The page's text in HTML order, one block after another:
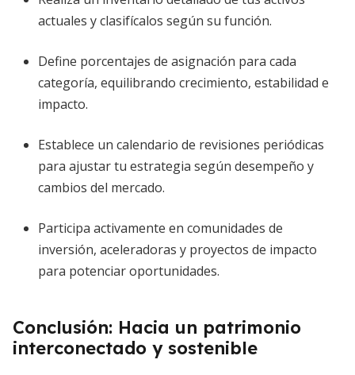
actuales y clasifícalos según su función.
Define porcentajes de asignación para cada
categoría, equilibrando crecimiento, estabilidad e
impacto.
Establece un calendario de revisiones periódicas
para ajustar tu estrategia según desempeño y
cambios del mercado.
Participa activamente en comunidades de
inversión, aceleradoras y proyectos de impacto
para potenciar oportunidades.
Conclusión: Hacia un patrimonio
interconectado y sostenible